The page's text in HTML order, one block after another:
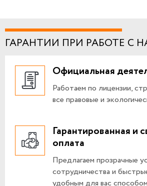
ГАРАНТИИ ПРИ РАБОТЕ С
Официальная
Работаем по лицензии,
все правовые и
Гарантированная и
оплата
Предлагаем прозрачные
сотрудничества и
удобным для вас